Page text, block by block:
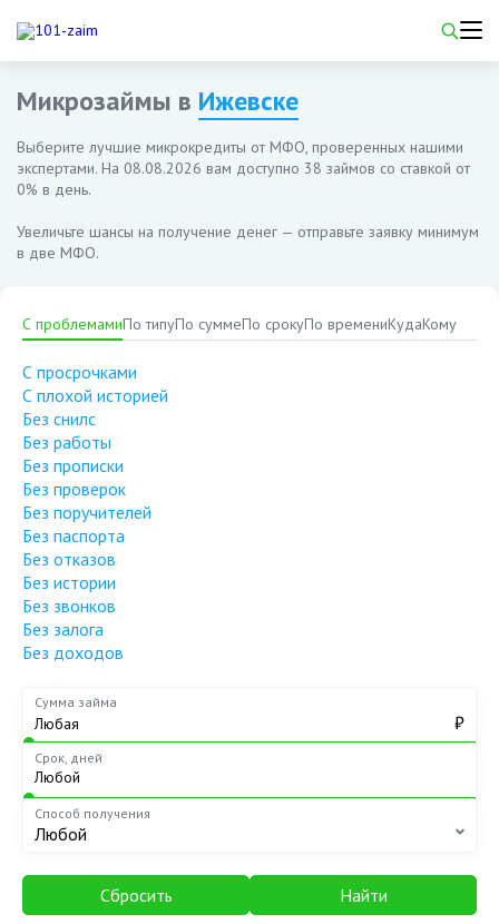
Микрозаймы в Ижевске
Выберите лучшие микрокредиты от МФО, проверенных нашими
экспертами. На 08.08.2026 вам доступно 38 займов со ставкой от
0% в день.
Увеличьте шансы на получение денег — отправьте заявку минимум
в две МФО.
С проблемамиПо типуПо суммеПо срокуПо времениКудаКому
С просрочками
С плохой историей
Без снилс
Без работы
Без прописки
Без проверок
Без поручителей
Без паспорта
Без отказов
Без истории
Без звонков
Без залога
Без доходов
Сумма займа
₽
Срок, дней
Способ получения
Любой
Сбросить Найти